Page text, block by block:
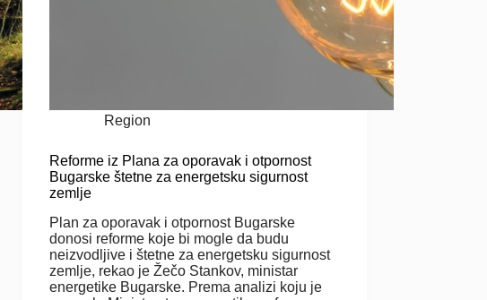
Region
Reforme iz Plana za oporavak i otpornost
Bugarske štetne za energetsku sigurnost
zemlje
Plan za oporavak i otpornost Bugarske
donosi reforme koje bi mogle da budu
neizvodljive i štetne za energetsku sigurnost
zemlje, rekao je Žečo Stankov, ministar
energetike Bugarske. Prema analizi koju je